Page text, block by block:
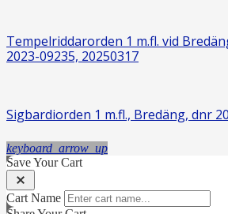
Tempelriddarorden 1 m.fl. vid
2023-09235, 20250317
Sigbardiorden 1 m.fl., Bredäng, dnr
keyboard_arrow_up
Save Your Cart
Cart Name